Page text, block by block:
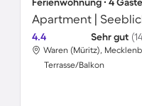
Apartment |
4.4 Sehr gut
Terrasse/Balkon